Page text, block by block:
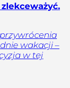
wakacji –
w tej